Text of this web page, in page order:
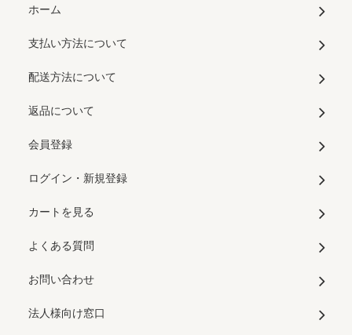
ホーム
支払い方法について
配送方法について
返品について
会員登録
ログイン・新規登録
カートを見る
よくある質問
お問い合わせ
法人様向け窓口